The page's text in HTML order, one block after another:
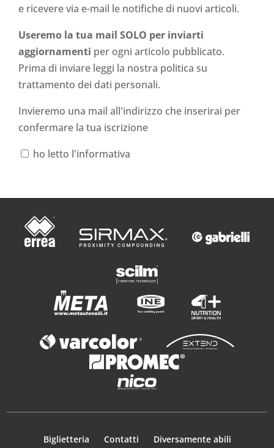
e ricevere via e-mail le notifiche di nuovi articoli.
Useremo la tua mail SOLO per inviarti
aggiornamenti per ogni articolo pubblicato.
Prima di inviare leggi la nostra politica su
trattamento dei dati personali.
Invieremo una mail all'indirizzo che inserirai per
confermare la tua iscrizione
ho letto l'informativa
Biglietteria Contatti Diversamente abili